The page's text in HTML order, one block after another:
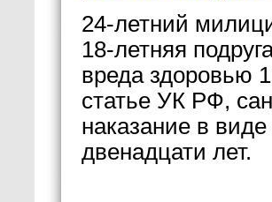
24-летний
18-летняя
вреда здоровью
статье УК РФ,
наказание в
двенадцати лет.